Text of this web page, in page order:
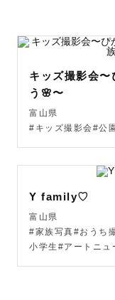
明日頑張ろうと思
お届けしたいと思
2.撮影を楽しんで
撮影に慣れていな
ポージングや立つ
その中でもリラッ
キッズ撮影会〜
う🌸〜
富山県
#キッズ撮影会#公
Y family♡
富山県
#家族写真#おうち
小学生#アートニュ